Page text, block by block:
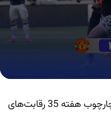
ofخلاصه بازی برنتفورد – منچستریونایتد در چارچوب هفته 35 رقابت‌های